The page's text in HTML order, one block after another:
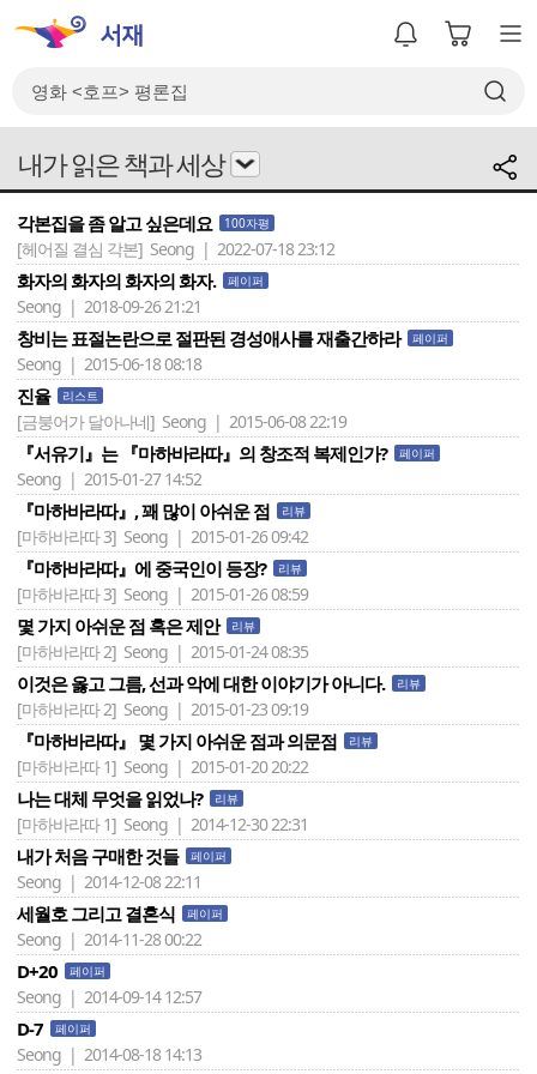
내가 읽은 책과 세상
각본집을 좀 알고 싶은데요 100자평
[헤어질 결심 각본] Seong | 2022-07-18 23:12
화자의 화자의 화자의 화자. 페이퍼
Seong | 2018-09-26 21:21
창비는 표절논란으로 절판된 경성애사를 재출간하라 페이퍼
Seong | 2015-06-18 08:18
진율 리스트
[금붕어가 달아나네] Seong | 2015-06-08 22:19
『서유기』는 『마하바라따』의 창조적 복제인가? 페이퍼
Seong | 2015-01-27 14:52
『마하바라따』, 꽤 많이 아쉬운 점 리뷰
[마하바라따 3] Seong | 2015-01-26 09:42
『마하바라따』에 중국인이 등장? 리뷰
[마하바라따 3] Seong | 2015-01-26 08:59
몇 가지 아쉬운 점 혹은 제안 리뷰
[마하바라따 2] Seong | 2015-01-24 08:35
이것은 옳고 그름, 선과 악에 대한 이야기가 아니다. 리뷰
[마하바라따 2] Seong | 2015-01-23 09:19
『마하바라따』 몇 가지 아쉬운 점과 의문점 리뷰
[마하바라따 1] Seong | 2015-01-20 20:22
나는 대체 무엇을 읽었나? 리뷰
[마하바라따 1] Seong | 2014-12-30 22:31
내가 처음 구매한 것들 페이퍼
Seong | 2014-12-08 22:11
세월호 그리고 결혼식 페이퍼
Seong | 2014-11-28 00:22
D+20 페이퍼
Seong | 2014-09-14 12:57
D-7 페이퍼
Seong | 2014-08-18 14:13